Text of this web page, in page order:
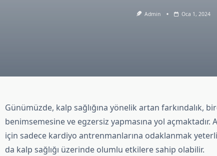
Admin Oca 1, 2024
Günümüzde, kalp sağlığına yönelik artan farkındalık,
benimsemesine ve egzersiz yapmasına yol açmaktadır.
için sadece kardiyo antrenmanlarına odaklanmak
da kalp sağlığı üzerinde olumlu etkilere sahip olabilir.